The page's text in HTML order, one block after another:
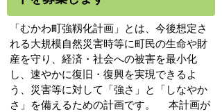
「むかわ町強靱化計画」とは、今後想定さ
れる大規模自然災害時等に町民の生命や財
産を守り、経済・社会への被害を最小化
し、速やかに復旧・復興を実現できるよ
う、災害等に対して「強さ」と「しなやか
さ」を備えるための計画です。 本計画が